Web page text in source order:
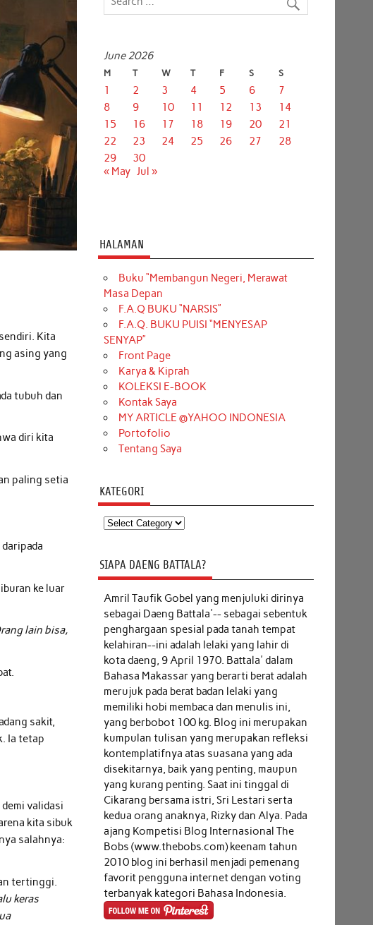
Kita
asing yang
tubuh dan
diri kita
paling setia
ke luar
lain bisa,
sakit,
Ia tetap
validasi
kita sibuk
salahnya:
tertinggi.
keras
June 2026
M T W T F S S
1 2 3 4 5 6
7
8
9 10 11 12 13
14
15
16 17 18 19 20
21
22
23 24 25 26 27
28
29
30
« May Jul »
HALAMAN
Buku “Membangun Negeri, Merawat
Masa Depan
F.A.Q BUKU “NARSIS”
F.A.Q. BUKU PUISI “MENYESAP
SENYAP”
Front Page
Karya & Kiprah
KOLEKSI E-BOOK
Kontak Saya
MY ARTICLE @YAHOO INDONESIA
Portofolio
Tentang Saya
KATEGORI
Kategori
SIAPA DAENG BATTALA?
Amril Taufik Gobel yang menjuluki dirinya
sebagai Daeng Battala'-- sebagai sebentuk
penghargaan spesial pada tanah tempat
kelahiran--ini adalah lelaki yang lahir di
kota daeng, 9 April 1970. Battala' dalam
Bahasa Makassar yang berarti berat adalah
merujuk pada berat badan lelaki yang
memiliki hobi membaca dan menulis ini,
yang berbobot 100 kg. Blog ini merupakan
kumpulan tulisan yang merupakan refleksi
kontemplatifnya atas suasana yang ada
disekitarnya, baik yang penting, maupun
yang kurang penting. Saat ini tinggal di
Cikarang bersama istri, Sri Lestari serta
kedua orang anaknya, Rizky dan Alya. Pada
ajang Kompetisi Blog Internasional The
Bobs (www.thebobs.com) keenam tahun
2010 blog ini berhasil menjadi pemenang
favorit pengguna internet dengan voting
terbanyak kategori Bahasa Indonesia.